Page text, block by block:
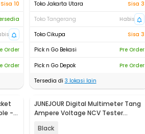
Sisa 10
Order
Order
Toko Jakarta Utara
Sisa 3
Toko Tangerang
Habis
Toko Cikupa
Sisa 3
Pick n Go Bekasi
Pre Order
Pick n Go Depok
Pre Order
Tersedia di 3 lokasi lain
-
JUNEJOUR Digital Multimeter Tang
Ampere Voltage NCV Tester
Black